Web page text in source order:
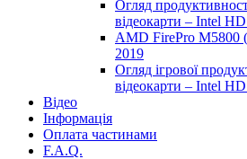
Огляд
відеокарти – Intel
AMD FirePro M5800
2019
Огляд ігрової
відеокарти – Intel
Відео
Інформація
Оплата частинами
F.A.Q.